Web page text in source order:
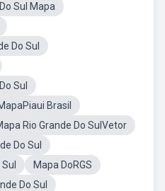
Sul Mapa
Do Sul
Sul
Brasil
Rio Grande Do SulVetor
Do Sul
Mapa DoRGS
Do Sul